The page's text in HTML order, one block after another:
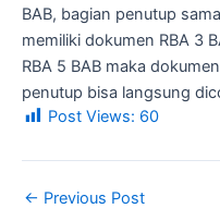
BAB, bagian penutup
memiliki dokumen RBA 3
RBA 5 BAB maka
penutup bisa langsung
Post Views: 60
← Previous Post